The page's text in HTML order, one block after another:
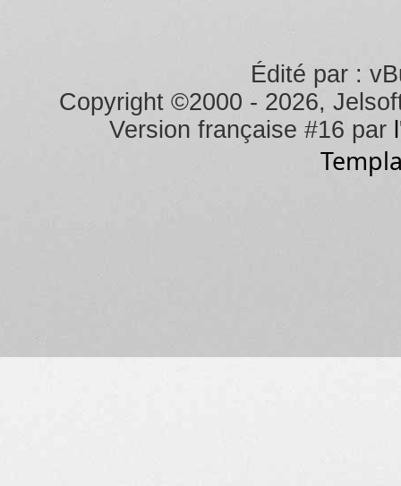
Édité par :
Copyright ©2000 - 2026,
Version française #16 par